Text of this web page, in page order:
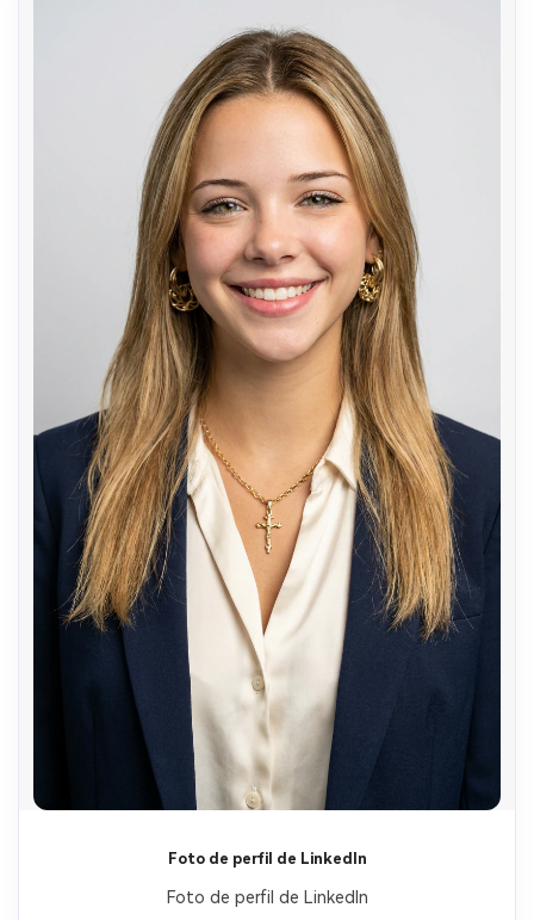
Foto de perfil de LinkedIn
Foto de perfil de LinkedIn
Crea imágenes IA
ilimitadas. 100 %
gratis!
Empieza Gratis→